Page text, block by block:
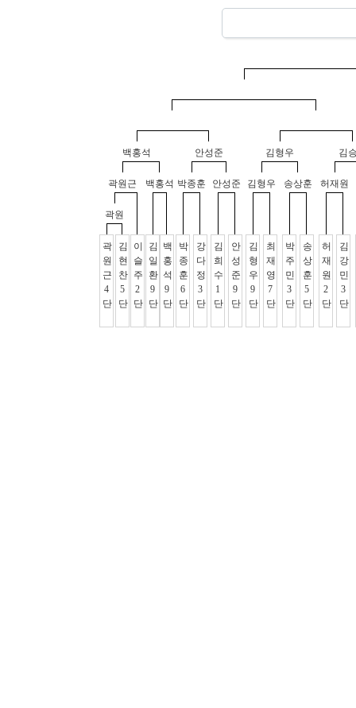
백홍석
곽원근
곽원
곽
원
근
4
단
김
현
찬
5
단
이
슬
주
2
단
백홍석
김
일
환
9
단
백
홍
석
9
단
안성준
박종훈
박
종
훈
6
단
강
다
정
3
단
안성준
김
희
수
1
단
안
성
준
9
단
김형우
김형우
김
형
우
9
단
최
재
영
7
단
송상훈
박
주
민
3
단
송
상
훈
5
단
김
허재원
허
재
원
2
단
김
강
민
3
단